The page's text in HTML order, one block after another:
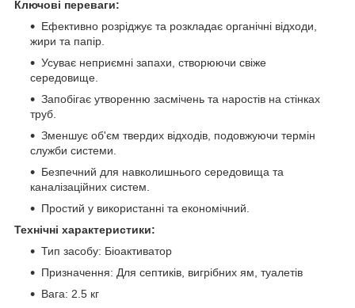
Ключові переваги:
Ефективно розріджує та розкладає органічні відходи,
жири та папір.
Усуває неприємні запахи, створюючи свіже
середовище.
Запобігає утворенню засмічень та наростів на стінках
труб.
Зменшує об'єм твердих відходів, подовжуючи термін
служби системи.
Безпечний для навколишнього середовища та
каналізаційних систем.
Простий у використанні та економічний.
Технічні характеристики:
Тип засобу: Біоактиватор
Призначення: Для септиків, вигрібних ям, туалетів
Вага: 2.5 кг